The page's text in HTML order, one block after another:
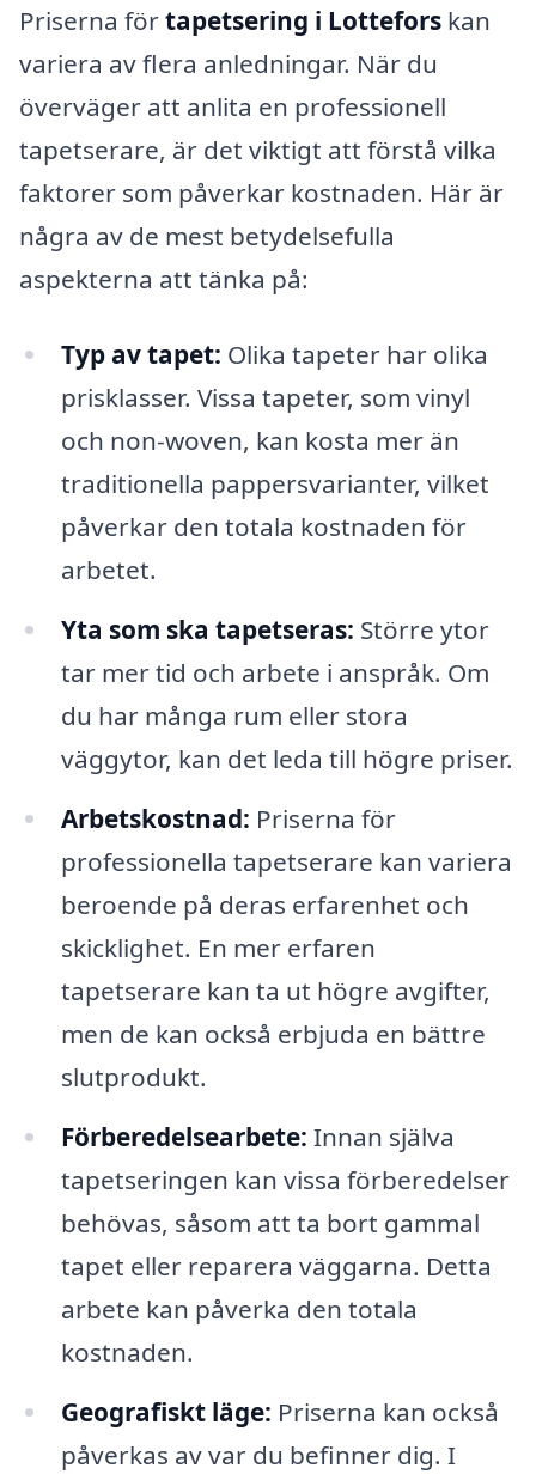
Priserna förtapetsering i Lottefors kan
variera av flera anledningar. När du
överväger att anlita en professionell
tapetserare, är det viktigt att förstå vilka
faktorer som påverkar kostnaden. Här är
några av de mest betydelsefulla
aspekterna att tänka på:
Typ av tapet: Olika tapeter har olika
prisklasser. Vissa tapeter, som vinyl
och non-woven, kan kosta mer än
traditionella pappersvarianter, vilket
påverkar den totala kostnaden för
arbetet.
Yta som ska tapetseras: Större ytor
tar mer tid och arbete i anspråk. Om
du har många rum eller stora
väggytor, kan det leda till högre priser.
Arbetskostnad: Priserna för
professionella tapetserare kan variera
beroende på deras erfarenhet och
skicklighet. En mer erfaren
tapetserare kan ta ut högre avgifter,
men de kan också erbjuda en bättre
slutprodukt.
Förberedelsearbete: Innan själva
tapetseringen kan vissa förberedelser
behövas, såsom att ta bort gammal
tapet eller reparera väggarna. Detta
arbete kan påverka den totala
kostnaden.
Geografiskt läge: Priserna kan också
påverkas av var du befinner dig. I